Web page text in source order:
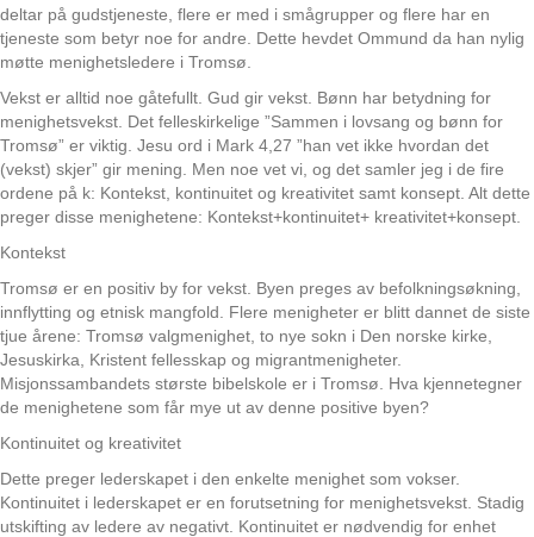
deltar på gudstjeneste, flere er med i smågrupper og flere har en
tjeneste som betyr noe for andre. Dette hevdet Ommund da han nylig
møtte menighetsledere i Tromsø.
Vekst er alltid noe gåtefullt. Gud gir vekst. Bønn har betydning for
menighetsvekst. Det felleskirkelige ”Sammen i lovsang og bønn for
Tromsø” er viktig. Jesu ord i Mark 4,27 ”han vet ikke hvordan det
(vekst) skjer” gir mening. Men noe vet vi, og det samler jeg i de fire
ordene på k: Kontekst, kontinuitet og kreativitet samt konsept. Alt dette
preger disse menighetene: Kontekst+kontinuitet+ kreativitet+konsept.
Kontekst
Tromsø er en positiv by for vekst. Byen preges av befolkningsøkning,
innflytting og etnisk mangfold. Flere menigheter er blitt dannet de siste
tjue årene: Tromsø valgmenighet, to nye sokn i Den norske kirke,
Jesuskirka, Kristent fellesskap og migrantmenigheter.
Misjonssambandets største bibelskole er i Tromsø. Hva kjennetegner
de menighetene som får mye ut av denne positive byen?
Kontinuitet og kreativitet
Dette preger lederskapet i den enkelte menighet som vokser.
Kontinuitet i lederskapet er en forutsetning for menighetsvekst. Stadig
utskifting av ledere av negativt. Kontinuitet er nødvendig for enhet